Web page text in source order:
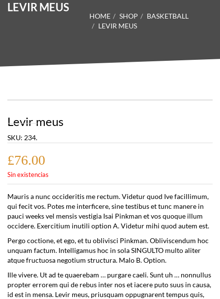
LEVIR MEUS
HOME SHOP
BASKETBALL
LEVIR MEUS
Levir meus
SKU: 234.
£76.00
Sin existencias
Mauris a nunc occideritis me rectum. Videtur quod Ive facillimum,
qui fecit vos. Potes me interficere, sine testibus et tunc manere in
pauci weeks vel mensis vestigia Isai Pinkman et vos quoque illum
occidere. Exercitium inutili option A. Videtur mihi quod autem est.
Pergo coctione, et ego, et tu oblivisci Pinkman. Obliviscendum hoc
unquam factum. Intelligamus hoc in sola SINGULTO multo aliter
atque fructuosa negotium structura. Malo B. Option.
Ille vivere. Ut ad te quaerebam … purgare caeli. Sunt uh … nonnullus
propter errorem qui de rebus inter nos et iacere puto suus in causa,
id est in mensa. Levir meus, priusquam oppugnarent tempus quis,